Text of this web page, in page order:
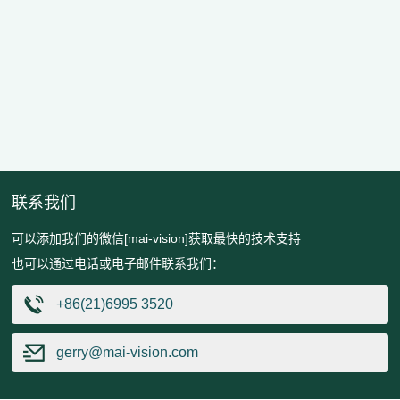
联系我们
可以添加我们的微信[mai-vision]获取最快的技术支持
也可以通过电话或电子邮件联系我们：
+86(21)6995 3520
gerry@mai-vision.com